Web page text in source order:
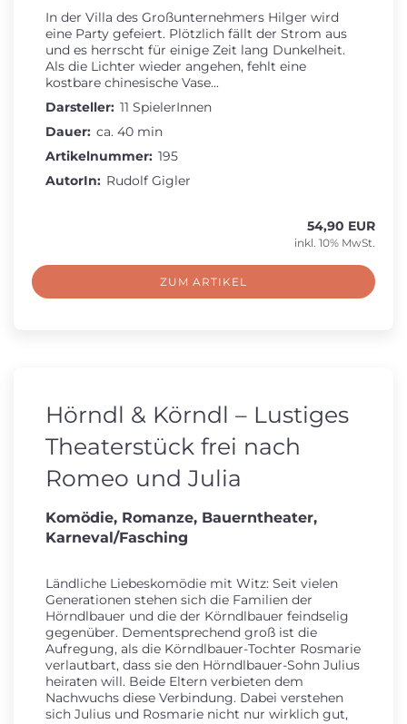
In der Villa des Großunternehmers Hilger wird
eine Party gefeiert. Plötzlich fällt der Strom aus
und es herrscht für einige Zeit lang Dunkelheit.
Als die Lichter wieder angehen, fehlt eine
kostbare chinesische Vase...
Darsteller: 11 SpielerInnen
Dauer: ca. 40 min
Artikelnummer: 195
AutorIn: Rudolf Gigler
54,90 EUR
inkl. 10% MwSt.
ZUM ARTIKEL
Hörndl & Körndl – Lustiges
Theaterstück frei nach
Romeo und Julia
Komödie, Romanze, Bauerntheater,
Karneval/Fasching
Ländliche Liebeskomödie mit Witz: Seit vielen
Generationen stehen sich die Familien der
Hörndlbauer und die der Körndlbauer feindselig
gegenüber. Dementsprechend groß ist die
Aufregung, als die Körndlbauer-Tochter Rosmarie
verlautbart, dass sie den Hörndlbauer-Sohn Julius
heiraten will. Beide Eltern verbieten dem
Nachwuchs diese Verbindung. Dabei verstehen
sich Julius und Rosmarie nicht nur wirklich gut,